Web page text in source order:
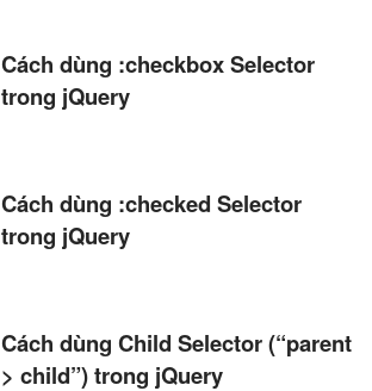
Cách dùng :checkbox Selector
trong jQuery
Cách dùng :checked Selector
trong jQuery
Cách dùng Child Selector (“parent
> child”) trong jQuery